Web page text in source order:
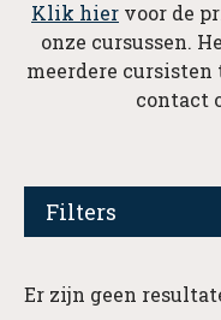
Klik hier voor de
onze cursussen.
meerdere
contact
Filters
Er zijn geen